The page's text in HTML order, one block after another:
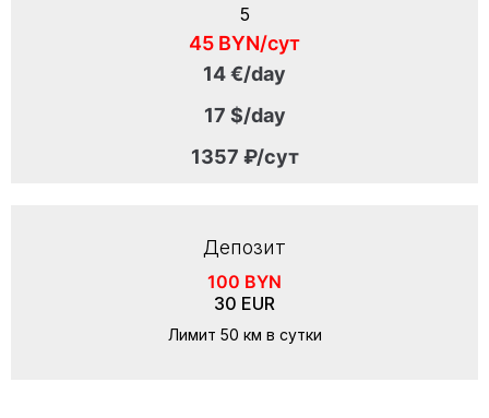
5
45 BYN/сут
14 €/day
17 $/day
1357 ₽/сут
Депозит
100 BYN
30 EUR
Лимит 50 км в сутки